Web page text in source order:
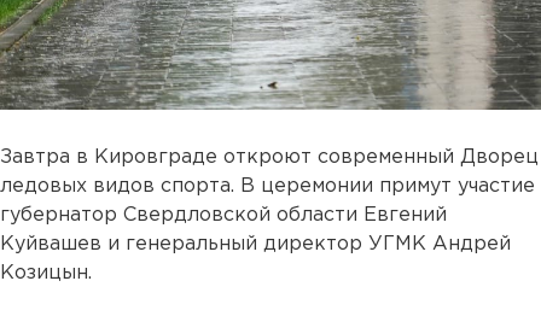
Завтра в Кировграде откроют современный Дворец
ледовых видов спорта. В церемонии примут участие
губернатор Свердловской области Евгений
Куйвашев и генеральный директор УГМК Андрей
Козицын.